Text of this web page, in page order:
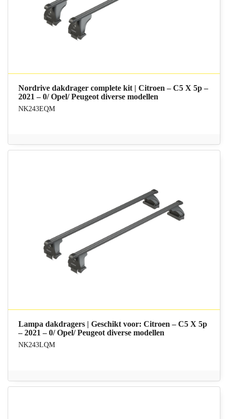
Nordrive dakdrager complete kit | Citroen – C5 X 5p –
2021 – 0/ Opel/ Peugeot diverse modellen
NK243EQM
Lampa dakdragers | Geschikt voor: Citroen – C5 X 5p
– 2021 – 0/ Opel/ Peugeot diverse modellen
NK243LQM